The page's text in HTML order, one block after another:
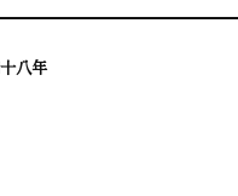
八年